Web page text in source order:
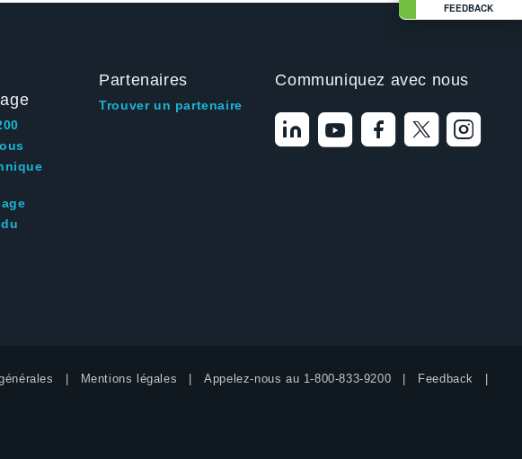
FEEDBACK
Partenaires
Trouver un partenaire
Communiquez avec nous
Mentions légales Appelez-nous au 1-800-833-9200 Feedback